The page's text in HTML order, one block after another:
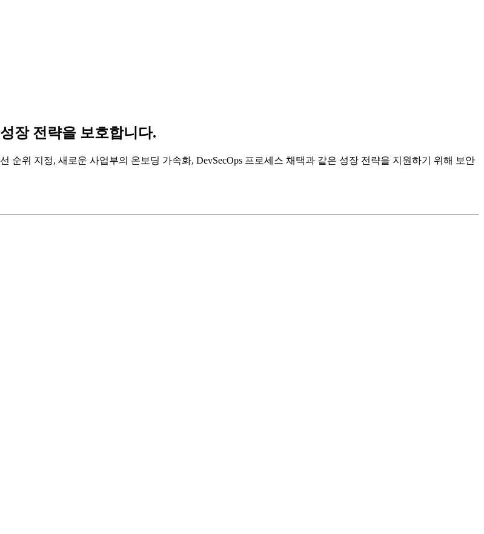
장 전략을 보호합니다.
순위 지정, 새로운 사업부의 온보딩 가속화, DevSecOps 프로세스 채택과 같은 성장 전략을 지원하기 위해 보안